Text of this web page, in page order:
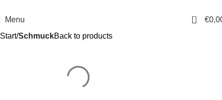
Menu 0 €
Start SchmuckBack to products